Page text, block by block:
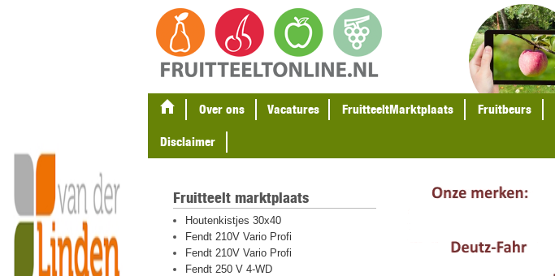
Over ons Vacatures FruitteeltMarktplaats Fruitbeurs
Disclaimer
en
Fruitteelt marktplaats
Houtenkistjes 30x40
Fendt 210V Vario Profi
Fendt 210V Vario Profi
Fendt 250 V 4-WD